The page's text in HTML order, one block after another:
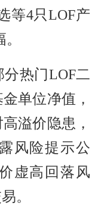
等4只LOF产
热门LOF二
单位净值，
溢价隐患，
风险提示公
虚高回落风
。